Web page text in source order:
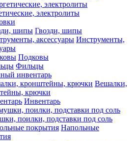
электролиты
Гвозди, шипы
Инструменты,
Подковы
Фильцы
инвентарь
Вешалки,
крючки
Инвентарь
поилки, подставки под соль
Напольные